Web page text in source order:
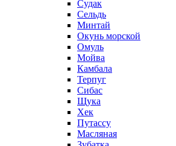
Судак
Сельдь
Минтай
Окунь морской
Омуль
Мойва
Камбала
Терпуг
Сибас
Щука
Хек
Путассу
Масляная